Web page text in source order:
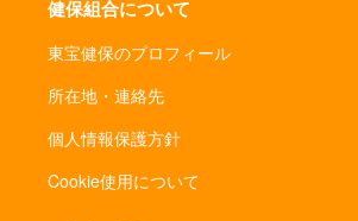
健保組合について
東宝健保のプロフィール
所在地・連絡先
個人情報保護方針
Cookie使用について